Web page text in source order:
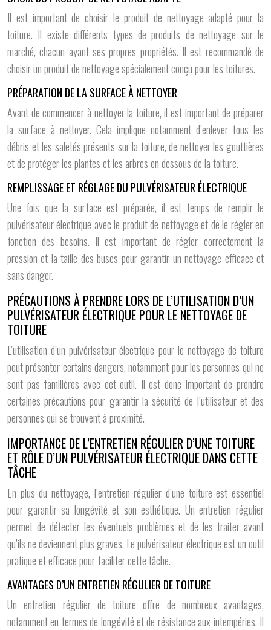
Il est important de choisir le produit de nettoyage adapté pour la
toiture. Il existe différents types de produits de nettoyage sur le
marché, chacun ayant ses propres propriétés. Il est recommandé de
choisir un produit de nettoyage spécialement conçu pour les toitures.
PRÉPARATION DE LA SURFACE À NETTOYER
Avant de commencer à nettoyer la toiture, il est important de préparer
la surface à nettoyer. Cela implique notamment d’enlever tous les
débris et les saletés présents sur la toiture, de nettoyer les gouttières
et de protéger les plantes et les arbres en dessous de la toiture.
REMPLISSAGE ET RÉGLAGE DU PULVÉRISATEUR ÉLECTRIQUE
Une fois que la surface est préparée, il est temps de remplir le
pulvérisateur électrique avec le produit de nettoyage et de le régler en
fonction des besoins. Il est important de régler correctement la
pression et la taille des buses pour garantir un nettoyage efficace et
sans danger.
PRÉCAUTIONS À PRENDRE LORS DE L’UTILISATION D’UN
PULVÉRISATEUR ÉLECTRIQUE POUR LE NETTOYAGE DE
TOITURE
L’utilisation d’un pulvérisateur électrique pour le nettoyage de toiture
peut présenter certains dangers, notamment pour les personnes qui ne
sont pas familières avec cet outil. Il est donc important de prendre
certaines précautions pour garantir la sécurité de l’utilisateur et des
personnes qui se trouvent à proximité.
IMPORTANCE DE L’ENTRETIEN RÉGULIER D’UNE TOITURE
ET RÔLE D’UN PULVÉRISATEUR ÉLECTRIQUE DANS CETTE
TÂCHE
En plus du nettoyage, l’entretien régulier d’une toiture est essentiel
pour garantir sa longévité et son esthétique. Un entretien régulier
permet de détecter les éventuels problèmes et de les traiter avant
qu’ils ne deviennent plus graves. Le pulvérisateur électrique est un outil
pratique et efficace pour faciliter cette tâche.
AVANTAGES D’UN ENTRETIEN RÉGULIER DE TOITURE
Un entretien régulier de toiture offre de nombreux avantages,
notamment en termes de longévité et de résistance aux intempéries. Il